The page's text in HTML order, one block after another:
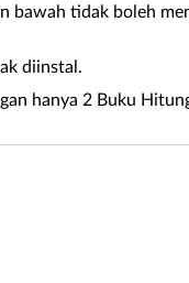
bawah tidak boleh
diinstal.
hanya 2 Buku